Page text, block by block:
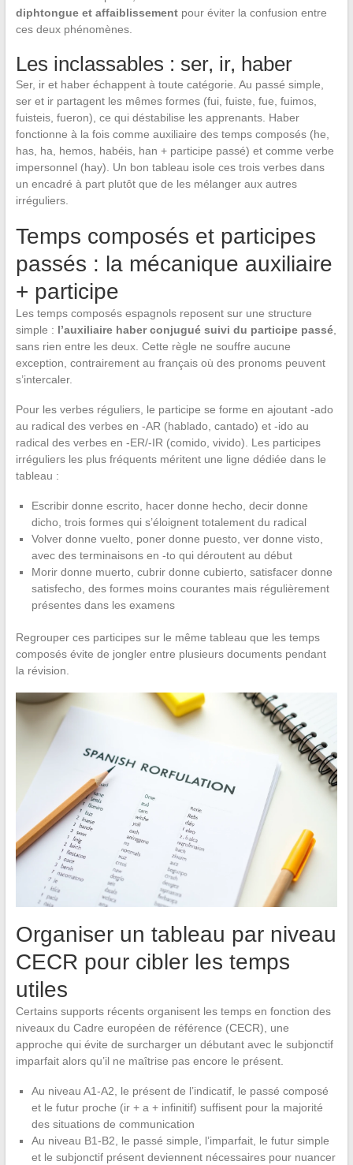
diphtongue et affaiblissementpour éviter la confusion entre
ces deux phénomènes.
Les inclassables : ser, ir, haber
Ser, ir et haber échappent à toute catégorie. Au passé simple,
ser et ir partagent les mêmes formes (fui, fuiste, fue, fuimos,
fuisteis, fueron), ce qui déstabilise les apprenants. Haber
fonctionne à la fois comme auxiliaire des temps composés (he,
has, ha, hemos, habéis, han + participe passé) et comme verbe
impersonnel (hay). Un bon tableau isole ces trois verbes dans
un encadré à part plutôt que de les mélanger aux autres
irréguliers.
Temps composés et participes
passés : la mécanique auxiliaire
+ participe
Les temps composés espagnols reposent sur une structure
simple : l’auxiliaire haber conjugué suivi du participe passé,
sans rien entre les deux. Cette règle ne souffre aucune
exception, contrairement au français où des pronoms peuvent
s’intercaler.
Pour les verbes réguliers, le participe se forme en ajoutant -ado
au radical des verbes en -AR (hablado, cantado) et -ido au
radical des verbes en -ER/-IR (comido, vivido). Les participes
irréguliers les plus fréquents méritent une ligne dédiée dans le
tableau :
Escribir donne escrito, hacer donne hecho, decir donne
dicho, trois formes qui s’éloignent totalement du radical
Volver donne vuelto, poner donne puesto, ver donne visto,
avec des terminaisons en -to qui déroutent au début
Morir donne muerto, cubrir donne cubierto, satisfacer donne
satisfecho, des formes moins courantes mais régulièrement
présentes dans les examens
Regrouper ces participes sur le même tableau que les temps
composés évite de jongler entre plusieurs documents pendant
la révision.
Organiser un tableau par niveau
CECR pour cibler les temps
utiles
Certains supports récents organisent les temps en fonction des
niveaux du Cadre européen de référence (CECR), une
approche qui évite de surcharger un débutant avec le subjonctif
imparfait alors qu’il ne maîtrise pas encore le présent.
Au niveau A1-A2, le présent de l’indicatif, le passé composé
et le futur proche (ir + a + infinitif) suffisent pour la majorité
des situations de communication
Au niveau B1-B2, le passé simple, l’imparfait, le futur simple
et le subjonctif présent deviennent nécessaires pour nuancer